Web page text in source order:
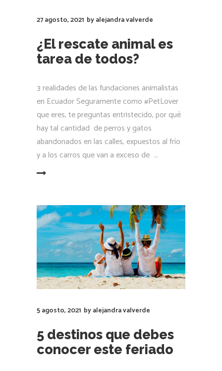
27 agosto, 2021 byalejandra valverde
¿El rescate animal es
tarea de todos?
3 realidades de las fundaciones animalistas
en Ecuador Seguramente como #PetLover
que eres, te preguntas entristecido, por qué
hay tal cantidad de perros y gatos
abandonados en las calles, expuestos al frío
y a los carros que van a exceso de
5 agosto, 2021 byalejandra valverde
5 destinos que debes
conocer este feriado